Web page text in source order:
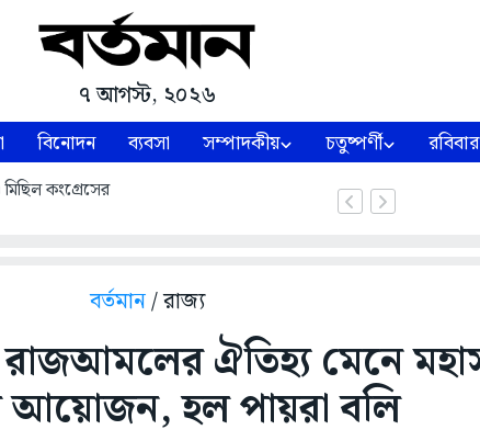
৭ আগস্ট, ২০২৬
বিনোদন ব্যবসা সম্পাদকীয় চতুষ্পর্ণী রবিবার
কংগ্রেসের
বর্তমান/ রাজ্য
ঐতিহ্য মেনে
হল পায়রা বলি